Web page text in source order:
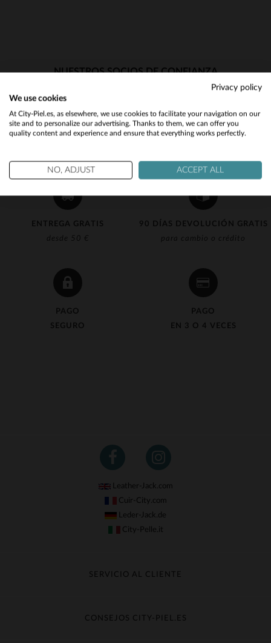
ENTREGA GRATIS
desde 50 €
90 DÍAS DEVOLUCIÓN GRATIS
para cambio o crédito
PAGO
SEGURO
PAGO
EN 3 O 4 VECES
NUESTROS SOCIOS DE CONFIANZA
Leather-Jack.com
Cuir-City.com
Leder-Jack.de
City-Pelle.it
SERVICIO AL CLIENTE
Cambio & Reembolso
CONSEJOS CITY-PIEL.ES
Would you like to be redirected to our English site?
No
Yes
Privacy policy
We use cookies
At City-Piel.es, as elsewhere, we use cookies to facilitate your navigation on our
site and to personalize our advertising. Thanks to them, we can offer you
quality content and experience and ensure that everything works perfectly.
NO, ADJUST ACCEPT ALL